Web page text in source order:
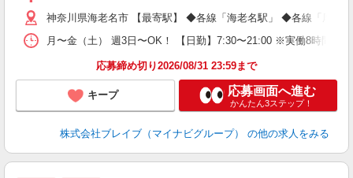
神奈川県海老名市 【最寄駅】 ◆各線「海老名駅」 ◆各線「厚木
月〜金（土） 週3日〜OK！ 【日勤】7:30〜21:00 ※実働8時間勤
応募締め切り2026/08/31 23:59まで
キープ 応募画面へ進む
かんたん3ステップ！
株式会社ブレイブ（マイナビグループ） の他の求人をみる